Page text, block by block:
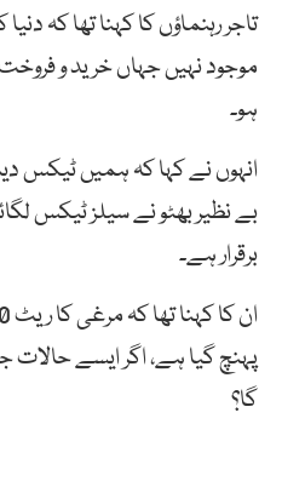
تاجر رہنماؤں کا کہنا تھا کہ
موجود نہیں جہاں خرید و
ہو۔
انہوں نے کہا کہ ہمیں ٹیکس
برقرار ہے۔
پہنچ گیا ہے، اگر ایسے
گا؟